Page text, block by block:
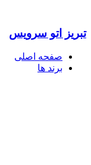
تبریز اتو سرویس
صفحه اصلی
برند ها